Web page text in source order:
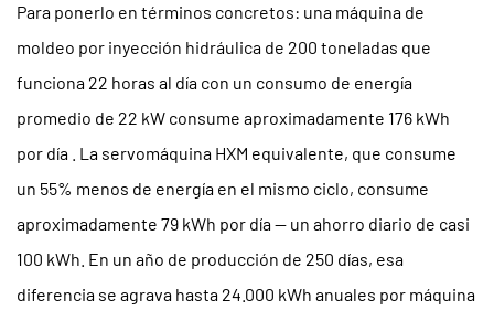
sacrificar
la
capacidad
4
poco
ruido
y
Para ponerlo en términos concretos: una máquina de
moldeo por inyección hidráulica de 200 toneladas que
funciona 22 horas al día con un consumo de energía
promedio de 22 kW consume aproximadamente 176 kWh
por día . La servomáquina HXM equivalente, que consume
un 55% menos de energía en el mismo ciclo, consume
aproximadamente 79 kWh por día— un ahorro diario de casi
100 kWh. En un año de producción de 250 días, esa
diferencia se agrava hasta 24.000 kWh anuales por máquina